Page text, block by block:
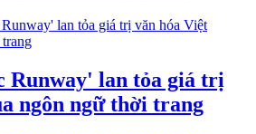
Runway' lan tỏa giá trị
ngôn ngữ thời trang